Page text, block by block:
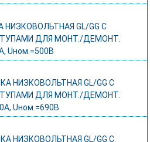
НИЗКОВОЛЬТНАЯ GL/GG С
ДЛЯ МОНТ./ДЕМОНТ.
Uном.=500В
НИЗКОВОЛЬТНАЯ GL/GG С
ДЛЯ МОНТ./ДЕМОНТ.
Uном.=690В
НИЗКОВОЛЬТНАЯ GL/GG С